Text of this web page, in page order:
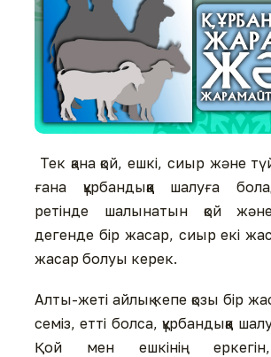
Тек қана қой, ешкі, сиыр және
ғана құрбандыққа шалуға
ретінде шалынатын қой
дегенде бір жасар, сиыр екі
жасар болуы керек.
Алты-жеті айлық кепе қозы бір
семіз, етті болса, құрбандыққа
Қой мен ешкінің